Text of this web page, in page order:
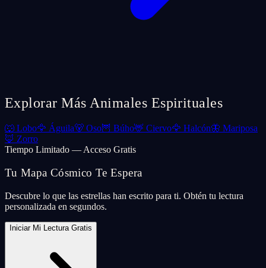
Explorar Más Animales Espirituales
🐺 Lobo🦅 Águila🐻 Oso🦉 Búho🦌 Ciervo🦅 Halcón🦋 Mariposa
🦊 Zorro
Tiempo Limitado — Acceso Gratis
Tu Mapa Cósmico Te Espera
Descubre lo que las estrellas han escrito para ti. Obtén tu lectura
personalizada en segundos.
Iniciar Mi Lectura Gratis